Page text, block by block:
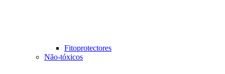
Fitoprotectores
Não-tóxicos